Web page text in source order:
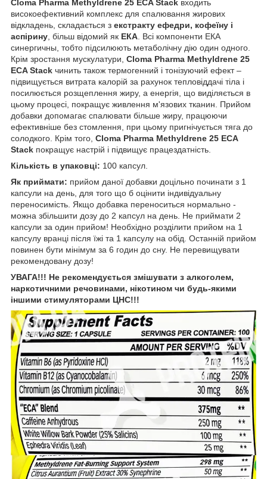
Cloma Pharma Methyldrene 25 ECA Stack входить
високоефективний комплекс для спалювання жирових
відкладень, складається з екстракту ефедри, кофеїну і
аспірину , більш відомий як ЕКА . Всі компоненти ЕКА
синергичны, тобто підсилюють метаболічну дію один одного.
Крім зростання мускулатури, Cloma Pharma Methyldrene 25
ECA Stack чинить також термогенний і тонізуючий ефект –
підвищується витрата калорій за рахунок тепловіддачі тіла і
посилюється розщеплення жиру, а енергія, що виділяється в
цьому процесі, покращує живлення м'язових тканин. Прийом
добавки допомагає спалювати більше жиру, працюючи
ефективніше без стомлення, при цьому пригнічується тяга до
солодкого. Крім того, Cloma Pharma Methyldrene 25 ECA
Stack покращує настрій і підвищує працездатність.
Кількість в упаковці: 100 капсул.
Як приймати: прийом даної добавки доцільно починати з 1
капсули на день, для того що б оцінити індивідуальну
переносимість. Якщо добавка переноситься нормально -
можна збільшити дозу до 2 капсул на день. Не приймати 2
капсули за один прийом! Необхідно розділити прийом на 1
капсулу вранці після їжі та 1 капсулу на обід. Останній прийом
повинен бути мінімум за 6 годин до сну. Не перевищувати
рекомендовану дозу!
УВАГА!!! Не рекомендується змішувати з алкоголем,
наркотичними речовинами, нікотином чи будь-якими
іншими стимуляторами ЦНС!!!